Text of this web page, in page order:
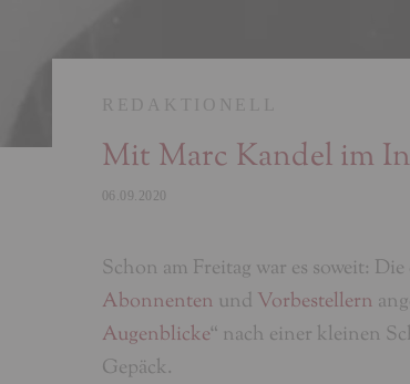
06.09.2020
Mit Marc Kandel im
REDAKTIONELL
Schon am Freitag war es soweit:
Abonnenten und Vorbestellern
Augenblicke“ nach einer kleinen
Gepäck.